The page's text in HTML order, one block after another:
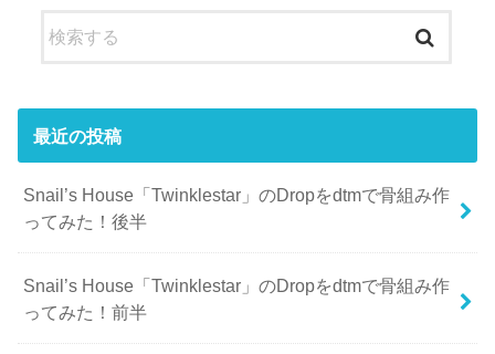
最近の投稿
Snail’s House「Twinklestar」のDropをdtmで骨組み作
ってみた！後半
Snail’s House「Twinklestar」のDropをdtmで骨組み作
ってみた！前半